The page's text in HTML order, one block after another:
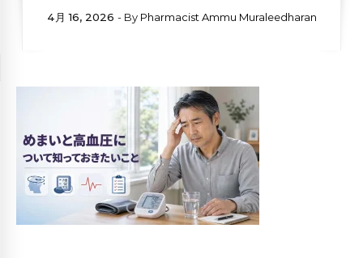
4月 16, 2026 - By Pharmacist Ammu Muraleedharan